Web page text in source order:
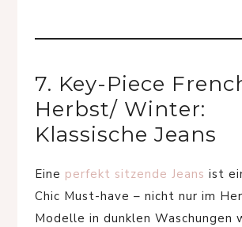
7. Key-Piece
Herbst/ Winter:
Klassische Jeans
Eine perfekt sitzende Jeans ist
Chic Must-have – nicht nur im
Modelle in dunklen Waschungen